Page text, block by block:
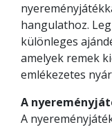
hangulathoz.
különleges
amelyek remek
emlékezetes
A
A